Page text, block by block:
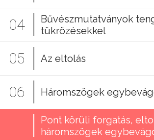
04
Bűvészmutatványok
tükrözésekkel
05 Az eltolás
06 Háromszögek
Pont körüli forgatás,
háromszögek